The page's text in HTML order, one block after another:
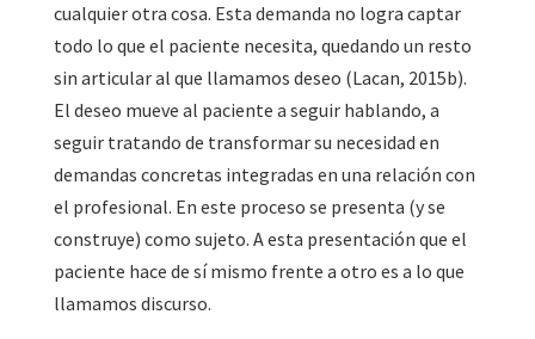
cualquier otra cosa. Esta demanda no logra captar
todo lo que el paciente necesita, quedando un resto
sin articular al que llamamos deseo (Lacan, 2015b).
El deseo mueve al paciente a seguir hablando, a
seguir tratando de transformar su necesidad en
demandas concretas integradas en una relación con
el profesional. En este proceso se presenta (y se
construye) como sujeto. A esta presentación que el
paciente hace de sí mismo frente a otro es a lo que
llamamos discurso.